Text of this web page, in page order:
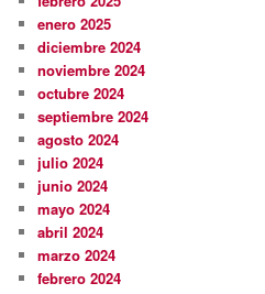
enero 2025
diciembre 2024
noviembre 2024
octubre 2024
septiembre 2024
agosto 2024
julio 2024
junio 2024
mayo 2024
abril 2024
marzo 2024
febrero 2024